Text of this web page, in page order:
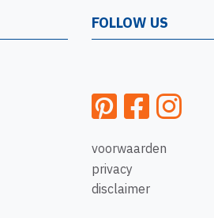
FOLLOW US
voorwaarden
privacy
disclaimer